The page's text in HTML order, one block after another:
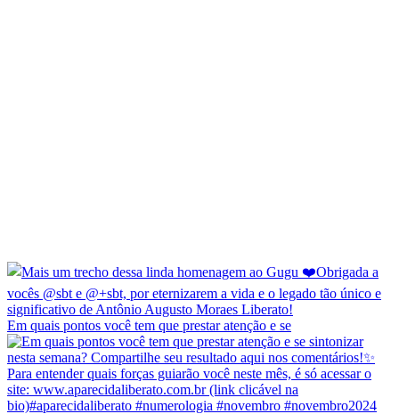
Em quais pontos você tem que prestar atenção e se